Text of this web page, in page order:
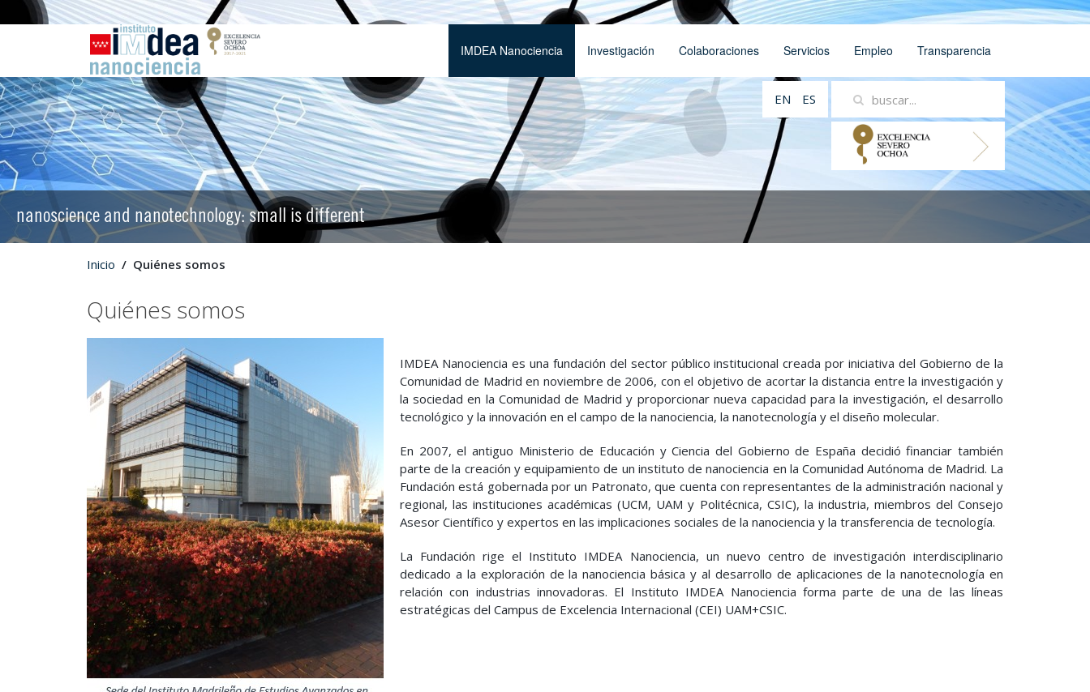
IMDEA Nanociencia Investigación Colaboraciones Servicios Empleo Transparencia
EN ES
nanoscience and nanotechnology: small is different
Inicio Quiénes somos
Quiénes somos
IMDEA Nanociencia es una fundación del sector público institucional creada por iniciativa del Gobierno de la
Comunidad de Madrid en noviembre de 2006, con el objetivo de acortar la distancia entre la investigación y
la sociedad en la Comunidad de Madrid y proporcionar nueva capacidad para la investigación, el desarrollo
tecnológico y la innovación en el campo de la nanociencia, la nanotecnología y el diseño molecular.
En 2007, el antiguo Ministerio de Educación y Ciencia del Gobierno de España decidió financiar también
parte de la creación y equipamiento de un instituto de nanociencia en la Comunidad Autónoma de Madrid. La
Fundación está gobernada por un Patronato, que cuenta con representantes de la administración nacional y
regional, las instituciones académicas (UCM, UAM y Politécnica, CSIC), la industria, miembros del Consejo
Asesor Científico y expertos en las implicaciones sociales de la nanociencia y la transferencia de tecnología.
La Fundación rige el Instituto IMDEA Nanociencia, un nuevo centro de investigación interdisciplinario
dedicado a la exploración de la nanociencia básica y al desarrollo de aplicaciones de la nanotecnología en
relación con industrias innovadoras. El Instituto IMDEA Nanociencia forma parte de una de las líneas
estratégicas del Campus de Excelencia Internacional (CEI) UAM+CSIC.